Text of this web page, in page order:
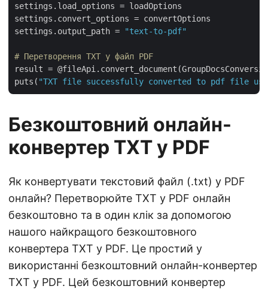
settings.load_options = loadOptions
settings.convert_options = convertOptions
settings.output_path =
"text-to-pdf"
# Перетворення TXT у файл PDF
result =
puts( "TXT file successfully converted to pdf file
Безкоштовний онлайн-
конвертер TXT у PDF
Як конвертувати текстовий файл (.txt) у PDF
онлайн? Перетворюйте TXT у PDF онлайн
безкоштовно та в один клік за допомогою
нашого найкращого безкоштовного
конвертера TXT у PDF. Це простий у
використанні безкоштовний онлайн-конвертер
TXT у PDF. Цей безкоштовний конвертер